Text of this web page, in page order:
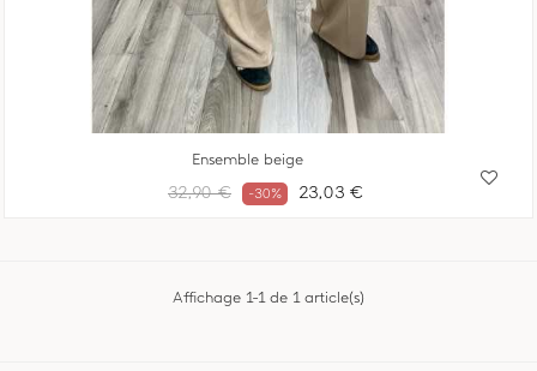
Ensemble beige
Prix
32,90 € -30% Prix
23,03 €
Affichage 1-1 de 1 article(s)